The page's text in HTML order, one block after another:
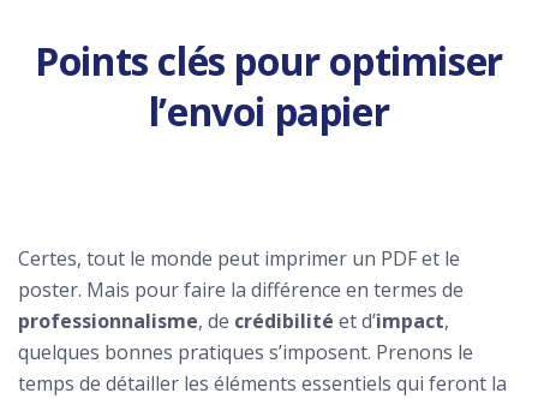
Points clés pour optimiser
l’envoi papier
Certes, tout le monde peut imprimer un PDF et le
poster. Mais pour faire la différence en termes de
professionnalisme, de crédibilité et d’impact,
quelques bonnes pratiques s’imposent. Prenons le
temps de détailler les éléments essentiels qui feront la